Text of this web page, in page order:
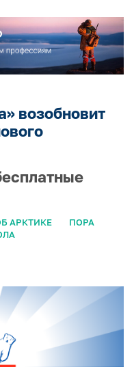
возобновит
АРКТИКЕ
ПОРА